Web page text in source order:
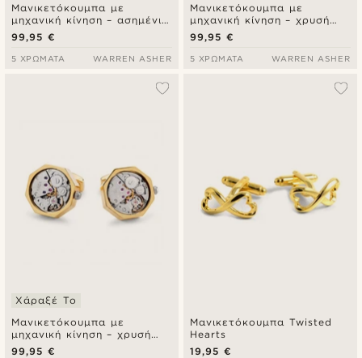
Μανικετόκουμπα με
μηχανική κίνηση – ασημένια
κάσα με χρυσό καντράν
99,95 €
5 ΧΡΏΜΑΤΑ WARREN ASHER
Μανικετόκουμπα με
μηχανική κίνηση – χρυσή
κάσα με χρυσό καντράν
99,95 €
5 ΧΡΏΜΑΤΑ WARREN ASHER
Μανικετόκουμπα με
μηχανική κίνηση – χρυσή
κάσα με ασημένιο καντράν
Χάραξέ Το
99,95 €
Μανικετόκουμπα Twisted
Hearts
19,95 €